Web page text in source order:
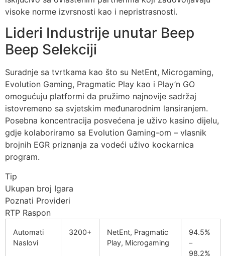
visoke norme izvrsnosti kao i nepristrasnosti.
Lideri Industrije unutar Beep
Beep Selekciji
Suradnje sa tvrtkama kao što su NetEnt, Microgaming,
Evolution Gaming, Pragmatic Play kao i Play’n GO
omogućuju platformi da pružimo najnovije sadržaj
istovremeno sa svjetskim međunarodnim lansiranjem.
Posebna koncentracija posvećena je uživo kasino dijelu,
gdje kolaboriramo sa Evolution Gaming-om – vlasnik
brojnih EGR priznanja za vodeći uživo kockarnica
program.
Tip
Ukupan broj Igara
Poznati Provideri
RTP Raspon
Automati
Naslovi
3200+
NetEnt, Pragmatic
Play, Microgaming
94.5%
–
98.2%